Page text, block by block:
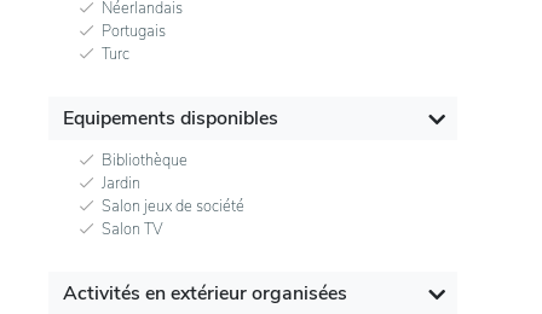
Néerlandais
Portugais
Turc
Equipements disponibles
Bibliothèque
Jardin
Salon jeux de société
Salon TV
Activités en extérieur organisées